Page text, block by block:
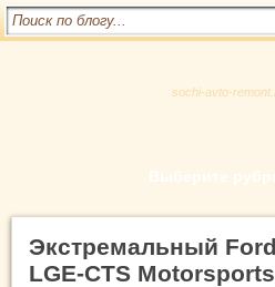
sochi-avto-
Выберите
Экстремальный
LGE-CTS Motorsports